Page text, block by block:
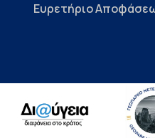
Ευρετήριο